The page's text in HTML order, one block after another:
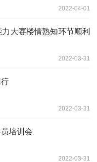
2022-04-01
大赛楼情熟知环节顺利
2022-03-31
2022-03-31
培训会
2022-03-31